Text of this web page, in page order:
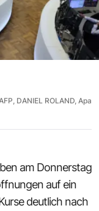
AFP, DANIEL ROLAND, Apa
am Donnerstag
auf ein
deutlich nach